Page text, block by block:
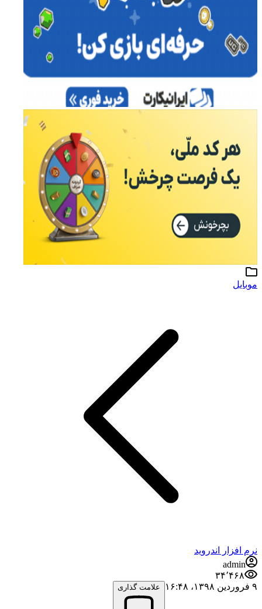
موبایل
نرم افزار اندروید
admin
۳۴٬۴۶۸
۹ فروردین ۱۳۹۸،‏ ۱۶:۴۸
علامت گذاری